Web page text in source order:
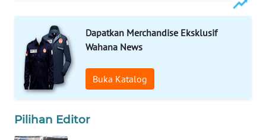
Dapatkan Merchandise Eksklusif
Wahana News
Buka Katalog
Pilihan Editor
NEWS
WAHANA
TANI
ADVOKAT